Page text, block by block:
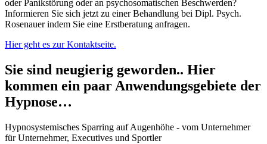
oder Panikstörung oder an psychosomatischen Beschwerden?
Informieren Sie sich jetzt zu einer Behandlung bei Dipl. Psych.
Rosenauer indem Sie eine Erstberatung anfragen.
Hier geht es zur Kontaktseite.
Sie sind neugierig geworden.. Hier
kommen ein paar Anwendungsgebiete der
Hypnose…
Hypnosystemisches Sparring auf Augenhöhe - vom Unternehmer
für Unternehmer, Executives und Sportler